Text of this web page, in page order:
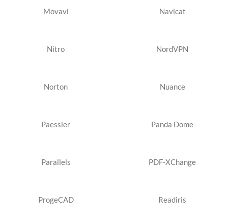
Movavi Navicat
Nitro NordVPN
Norton Nuance
Paessler Panda Dome
Parallels PDF-XChange
ProgeCAD Readiris